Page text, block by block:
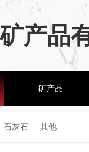
产品
矿产品
石灰石 其他